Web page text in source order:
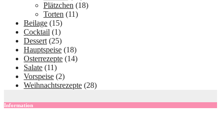
Plätzchen (18)
Torten (11)
Beilage (15)
Cocktail (1)
Dessert (25)
Hauptspeise (18)
Osterrezepte (14)
Salate (11)
Vorspeise (2)
Weihnachtsrezepte (28)
Information